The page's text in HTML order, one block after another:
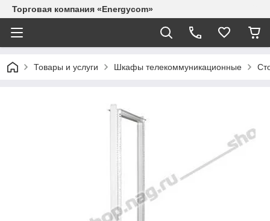
Торговая компания «Energycom»
Товары и услуги Шкафы телекоммуникационные